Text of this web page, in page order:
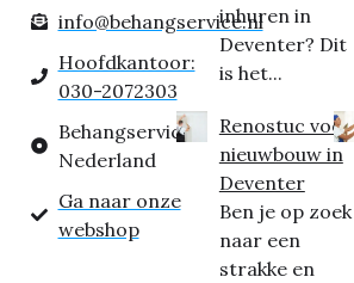
info@behangservice.nl
Hoofdkantoor:
030-2072303
Behangservice
Nederland
Ga naar onze
webshop
inhuren in
Deventer? Dit
is het...
Renostuc voor
nieuwbouw in
Deventer
Ben je op zoek
naar een
strakke en